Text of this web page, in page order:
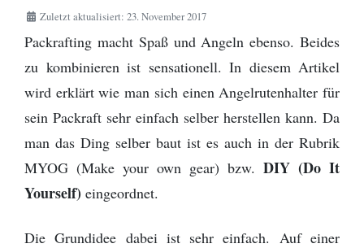
Zuletzt aktualisiert: 23. November 2017
Packrafting macht Spaß und Angeln ebenso. Beides
zu kombinieren ist sensationell. In diesem Artikel
wird erklärt wie man sich einen Angelrutenhalter für
sein Packraft sehr einfach selber herstellen kann. Da
man das Ding selber baut ist es auch in der Rubrik
MYOG (Make your own gear) bzw. DIY (Do It
Yourself) eingeordnet.
Die Grundidee dabei ist sehr einfach. Auf einer
Provinz Värmland
Provinz Västmanland
Provinz Närke
Provinz Södermanland
Provinz Uppland
Kanutour Thur | Gütighausen bis
Rüdlingen / Rhein
Kanutour Reuss | Bremgarten bis
Kanutour Bodensee Südufer
werde ich reich, schön und gesund?
Wie sind denn die Schweden so?
Schlittenhund Urlaub - Husky Trekking -
Packrafting
Zwiebel- Schichtenprinzip. Wer es anders
Rucksack - Kanutour und Trekking
Ausrüstungslisten Download
Angelausrüstung